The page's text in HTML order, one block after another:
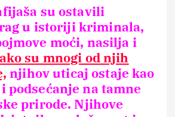
su ostavili
u istoriji kriminala,
moći, nasilja i
su mnogi od njih
njihov uticaj ostaje kao
podsećanje na tamne
prirode. Njihove